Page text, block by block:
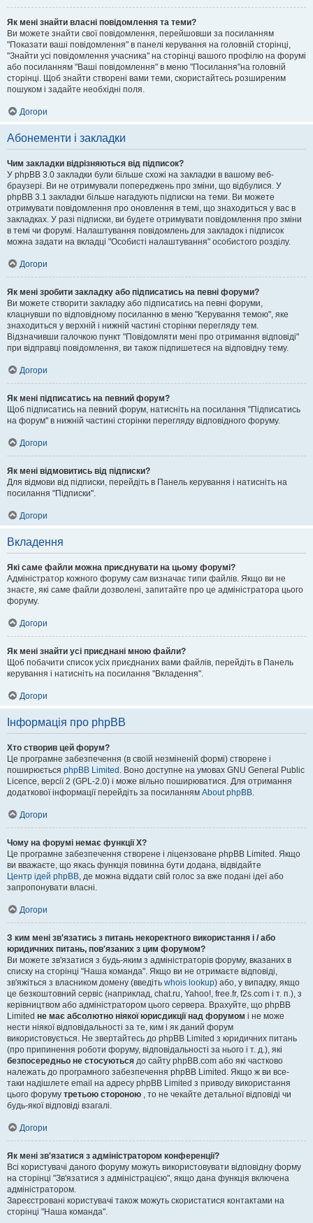
Як мені знайти власні повідомлення та теми?
Ви можете знайти свої повідомлення, перейшовши за посиланням
"Показати ваші повідомлення" в панелі керування на головній сторінці,
"Знайти усі повідомлення учасника" на сторінці вашого профілю на форумі
або посиланням "Ваші повідомлення" в меню "Посилання"на головній
сторінці. Щоб знайти створені вами теми, скористайтесь розширеним
пошуком і задайте необхідні поля.
Догори
Абонементи і закладки
Чим закладки відрізняються від підписок?
У phpBB 3.0 закладки були більше схожі на закладки в вашому веб-
браузері. Ви не отримували попереджень про зміни, що відбулися. У
phpBB 3.1 закладки більше нагадують підписки на теми. Ви можете
отримувати повідомлення про оновлення в темі, що знаходиться у вас в
закладках. У разі підписки, ви будете отримувати повідомлення про зміни
в темі чи форумі. Налаштування повідомлень для закладок і підписок
можна задати на вкладці "Особисті налаштування" особистого розділу.
Догори
Як мені зробити закладку або підписатись на певні форуми?
Ви можете створити закладку або підписатись на певні форуми,
клацнувши по відповідному посиланню в меню "Керування темою", яке
знаходиться у верхній і нижній частині сторінки перегляду тем.
Відзначивши галочкою пункт "Повідомляти мені про отримання відповіді"
при відправці повідомлення, ви також підпишетеся на відповідну тему.
Догори
Як мені підписатись на певний форум?
Щоб підписатись на певний форум, натисніть на посилання "Підписатись
на форум" в нижній частині сторінки перегляду відповідного форуму.
Догори
Як мені відмовитись від підписки?
Для відмови від підписки, перейдіть в Панель керування і натисніть на
посилання "Підписки".
Догори
Вкладення
Які саме файли можна приєднувати на цьому форумі?
Адміністратор кожного форуму сам визначає типи файлів. Якщо ви не
знаєте, які саме файли дозволені, запитайте про це адміністратора цього
форуму.
Догори
Як мені знайти усі приєднані мною файли?
Щоб побачити список усіх приєднаних вами файлів, перейдіть в Панель
керування і натисніть на посилання "Вкладення".
Догори
Інформація про phpBB
Хто створив цей форум?
Це програмне забезпечення (в своїй незміненій формі) створене і
поширюється phpBB Limited . Воно доступне на умовах GNU General Public
Licence, версії 2 (GPL-2.0) і може вільно поширюватися. Для отримання
додаткової інформації перейдіть за посиланням About phpBB.
Догори
Чому на форумі немає функції X?
Це програмне забезпечення створене і ліцензоване phpBB Limited. Якщо
ви вважаєте, що якась функція повинна бути додана, відвідайте
Центр ідей phpBB, де можна віддати свій голос за вже подані ідеї або
запропонувати власні.
Догори
З ким мені зв'язатись з питань некоректного використання і / або
юридичних питань, пов'язаних з цим форумом?
Ви можете зв'язатися з будь-яким з адміністраторів форуму, вказаних в
списку на сторінці "Наша команда". Якщо ви не отримаєте відповіді,
зв'яжіться з власником домену (введіть whois lookup) або, у випадку, якщо
це безкоштовний сервіс (наприклад, chat.ru, Yahoo!, free.fr, f2s.com і т. п.), з
керівництвом або адміністратором цього сервера. Врахуйте, що phpBB
Limited не має абсолютно ніякої юрисдикції над форумом і не може
нести ніякої відповідальності за те, ким і як даний форум
використовується. Не звертайтесь до phpBB Limited з юридичних питань
(про припинення роботи форуму, відповідальності за нього і т. д.), які
безпосередньо не стосуються до сайту phpBB.com або які частково
належать до програмного забезпечення phpBB Limited. Якщо ж ви все-
таки надішлете email на адресу phpBB Limited з приводу використання
цього форуму третьою стороною , то не чекайте детальної відповіді чи
будь-якої відповіді взагалі.
Догори
Як мені зв'язатися з адміністратором конференції?
Всі користувачі даного форуму можуть використовувати відповідну форму
на сторінці "Зв'язатися з адміністрацією", якщо дана функція включена
адміністратором.
Зареєстровані користувачі також можуть скористатися контактами на
сторінці "Наша команда".